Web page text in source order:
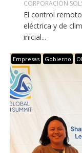
CORPORACIÓN
El control
eléctrica y de
inicial...
Empresas Gobierno